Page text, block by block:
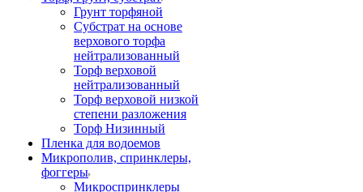
Грунт торфяной
Субстрат на основе
верхового торфа
нейтрализованный
Торф верховой
нейтрализованный
Торф верховой низкой
степени разложения
Торф Низинный
Пленка для водоемов
Микрополив, спринклеры,
фоггеры
Микроспринклеры